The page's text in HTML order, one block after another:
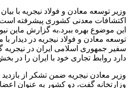
وزیر توسعه معادن و فولاد نیجریه با
اکتشافات معدنی کشوری پیشرفته است
این موضوع بهره ببرد.به گزارش ماین
توسعه معادن و فولاد نیجریه در دیدار
سفیر جمهوری اسلامی ایران در
دارد روابط تجاری خود با ایران را در
وزیر معادن نیجریه ضمن تشکر از بازدید
وزارتخانه گفت، دو کشور به عنوان